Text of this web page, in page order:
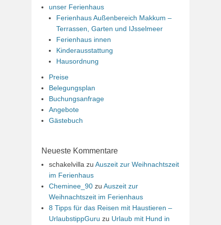
unser Ferienhaus
Ferienhaus Außenbereich Makkum –
Terrassen, Garten und IJsselmeer
Ferienhaus innen
Kinderausstattung
Hausordnung
Preise
Belegungsplan
Buchungsanfrage
Angebote
Gästebuch
Neueste Kommentare
schakelvilla zu Auszeit zur Weihnachtszeit
im Ferienhaus
Cheminee_90 zu Auszeit zur
Weihnachtszeit im Ferienhaus
8 Tipps für das Reisen mit Haustieren –
UrlaubstippGuru zu Urlaub mit Hund in